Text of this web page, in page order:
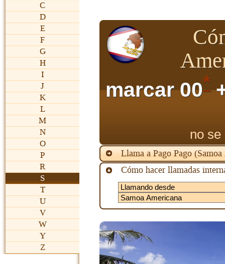
C
D
E
F
G
H
I
J
K
L
M
N
O
P
R
S
T
U
V
W
Y
Z
marcar 00*
no
Llama a Pago Pago
Cómo hacer llamadas